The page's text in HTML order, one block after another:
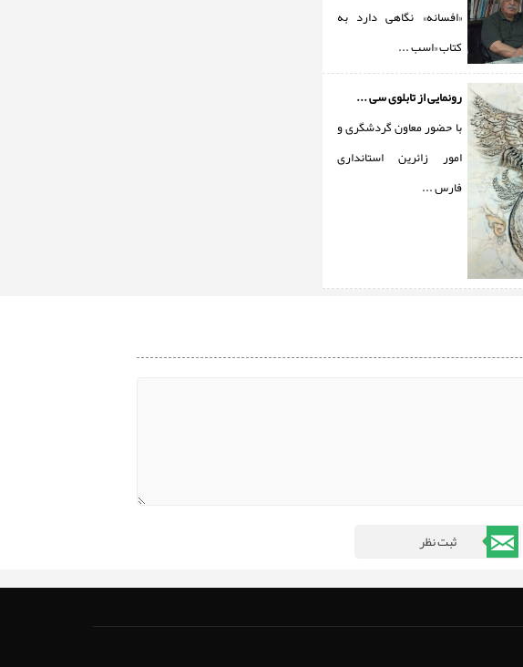
«افسانه» نگاهی دارد به
کتاب «اسب ...
رونمایی از تابلوی سی ...
با حضور معاون گردشگری و
امور زائرین استانداری
فارس ...